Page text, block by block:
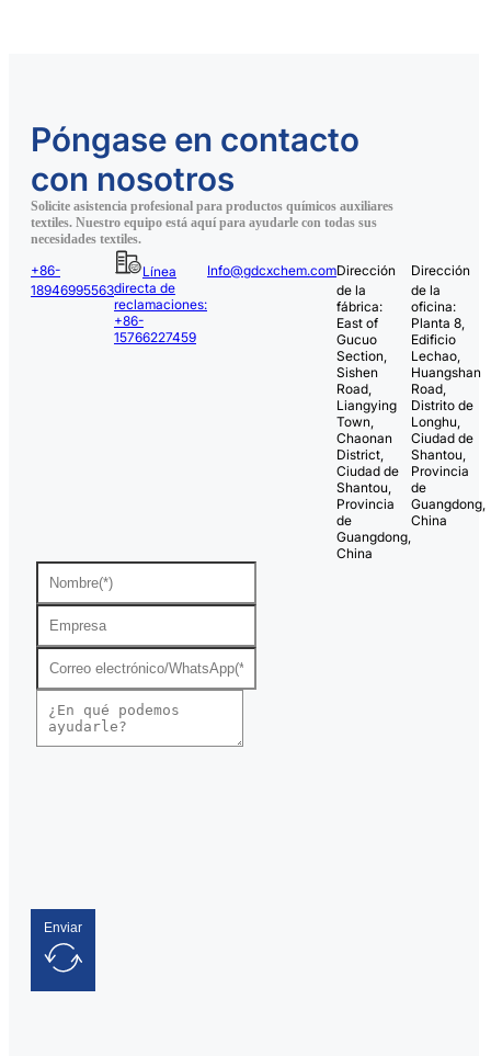
Póngase en contacto
con nosotros
Solicite asistencia profesional para productos químicos auxiliares
textiles. Nuestro equipo está aquí para ayudarle con todas sus
necesidades textiles.
+86-
18946995563
Línea
directa de
reclamaciones:
+86-
15766227459
Info@gdcxchem.comDirección
de la
fábrica:
East of
Gucuo
Section,
Sishen
Road,
Liangying
Town,
Chaonan
District,
Ciudad de
Shantou,
Provincia
de
Guangdong,
China
Dirección
de la
oficina:
Planta 8,
Edificio
Lechao,
Huangshan
Road,
Distrito de
Longhu,
Ciudad de
Shantou,
Provincia
de
Guangdong,
China
Enviar